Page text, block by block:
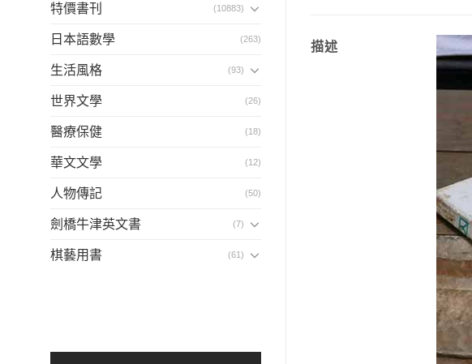
特價書刊 (10883)
日本語數學 (263)
生活風格 (93)
世界文學 (26)
醫療保健 (18)
華文文學 (12)
人物傳記 (50)
劍橋牛津英文書 (7)
棋藝用書 (61)
描述